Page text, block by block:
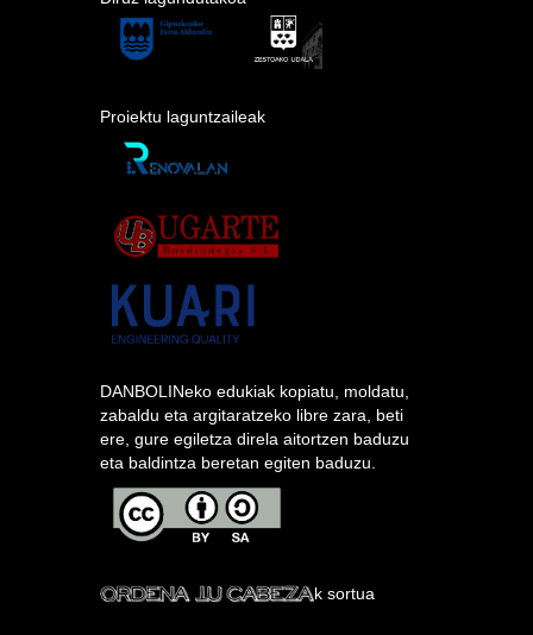
Proiektu laguntzaileak
DANBOLINeko edukiak kopiatu, moldatu,
zabaldu eta argitaratzeko libre zara, beti
ere, gure egiletza direla aitortzen baduzu
eta baldintza beretan egiten baduzu.
k sortua